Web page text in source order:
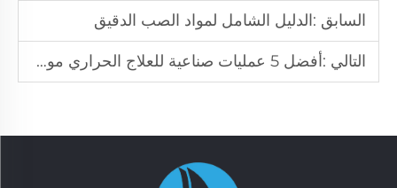
السابق :الدليل الشامل لمواد الصب الدقيق
التالي :أفضل 5 عمليات صناعية للعلاج الحراري موضحة